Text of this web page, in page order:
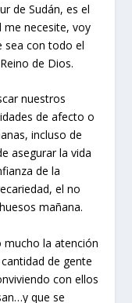
de Sudán, es el
me necesite, voy
sea con todo el
de Dios.
nuestros
de afecto o
incluso de
asegurar la vida
de la
el no
mañana.
mucho la atención
de gente
con ellos
que se